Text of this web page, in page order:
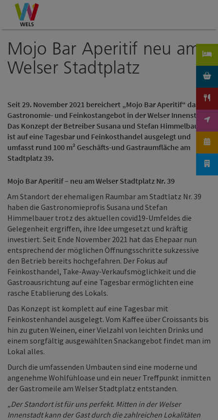
Zum Inhalt
Zur Navigation
Zum Seitenanfang
Mojo Bar Aperitif neu am
Welser Stadtplatz
Seit 29. November 2021 bereichert „Mojo Bar Aperitif“ das
Gastronomie- und Feinkostangebot in der Welser Innenstadt.
Das Konzept der Betreiber Susana und Stefan Himmelbauer
ist auf eine Tagesbar und Feinkosthandel ausgelegt und
umfasst rund 100 m² Geschäfts-und Gastraumfläche am
Stadtplatz 39.
Mojo Bar Aperitif – neu am Welser Stadtplatz Nr. 39
Am Standort der ehemaligen Raumbar am Stadtlatz Nr. 39
haben die Gastronomieprofis Susana und Stefan
Himmelbauer trotz des aktuellen covid19-Umfeldes die
Gelegenheit ergriffen, ihre Idee umgesetzt und kräftig
investiert. Seit Ende November 2021 hat das Ehepaar nun
entsprechend der möglichen Öffnungsschritte sukzessive
den Betrieb bereits hochgefahren. Der Fokus auf
Feinkosthandel, Take-Away-Verkaufsmöglichkeit und die
Gastroausrichtung auf eine Tagesbar ermöglichten eine
rasche Etablierung des Lokals.
Das Konzept ist komplett auf eine Tagesbar mit
Feinkostenhandel ausgelegt. Vom Kaffee über Croissants bis
hin zu guten Weinen, einer Vielzahl von leichten Drinks und
einem sorgfältig ausgewählten Snackangebot findet man im
Lokal alles.
Durch die umfassenden Umbauten sind eine moderne und
angenehme Wohlfühloase und ein neuer Treffpunkt inmitten
der Gastromeile am Welser Stadtplatz entstanden.
„Der Standort ist für uns perfekt. Mitten in der Welser
Innenstadt kann der Gast durch die zahlreichen Lokalitäten